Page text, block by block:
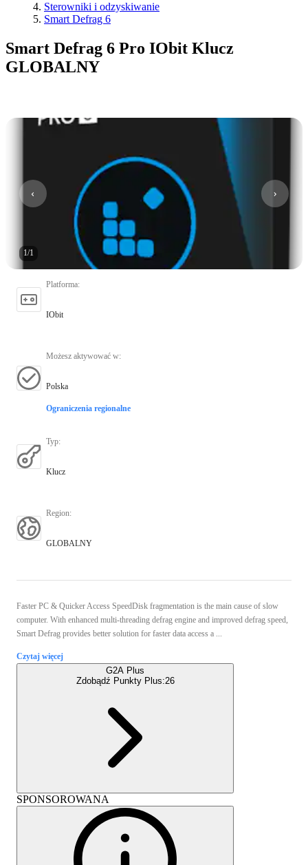
Sterowniki i odzyskiwanie
Smart Defrag 6
Smart Defrag 6 Pro IObit Klucz
GLOBALNY
1/1
Platforma:
IObit
Możesz aktywować w:
Polska
Ograniczenia regionalne
Typ:
Klucz
Region:
GLOBALNY
Faster PC & Quicker Access SpeedDisk fragmentation is the main cause of slow
computer. With enhanced multi-threading defrag engine and improved defrag speed,
Smart Defrag provides better solution for faster data access a ...
Czytaj więcej
G2A Plus
Zdobądź Punkty Plus:26
SPONSOROWANA